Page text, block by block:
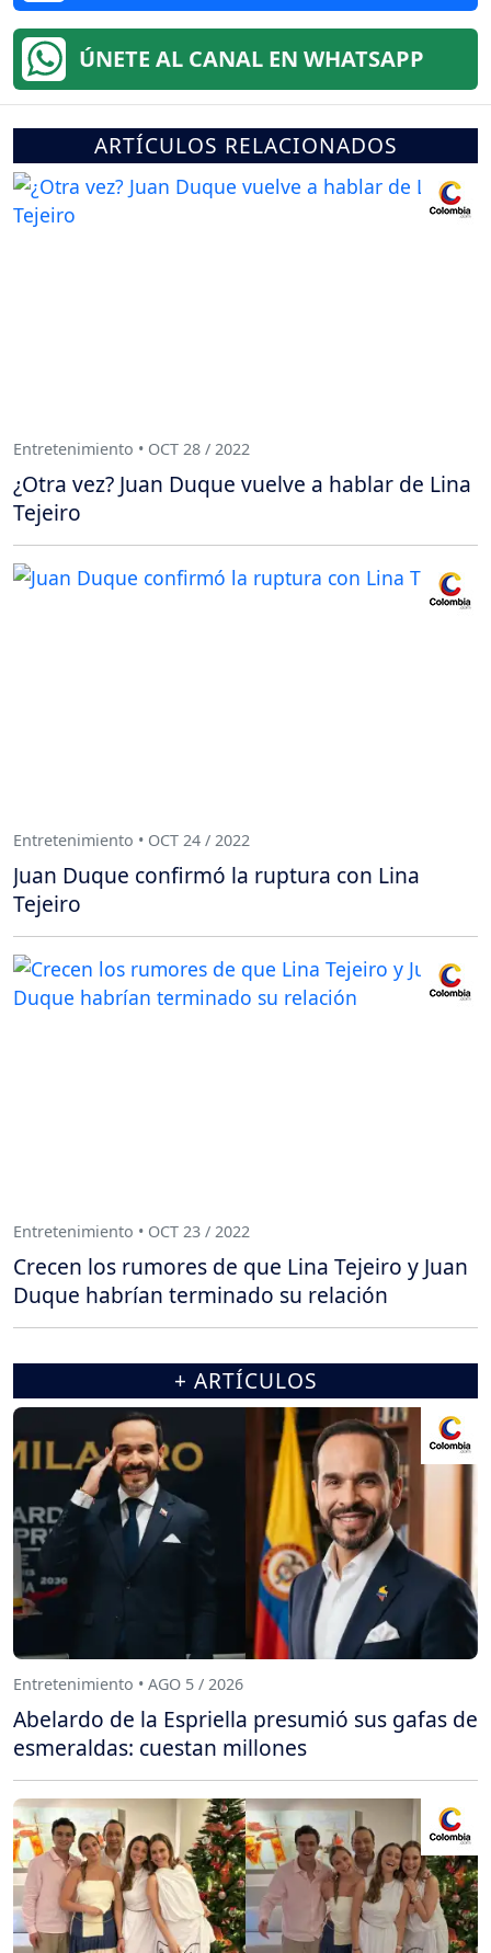
ÚNETE AL CANAL EN WHATSAPP
ARTÍCULOS RELACIONADOS
Entretenimiento • OCT 28 / 2022
¿Otra vez? Juan Duque vuelve a hablar de Lina
Tejeiro
Entretenimiento • OCT 24 / 2022
Juan Duque confirmó la ruptura con Lina
Tejeiro
Entretenimiento • OCT 23 / 2022
Crecen los rumores de que Lina Tejeiro y Juan
Duque habrían terminado su relación
+ ARTÍCULOS
Entretenimiento • AGO 5 / 2026
Abelardo de la Espriella presumió sus gafas de
esmeraldas: cuestan millones